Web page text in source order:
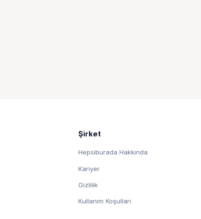
Şirket
Hepsiburada Hakkında
Kariyer
Gizlilik
Kullanım Koşulları